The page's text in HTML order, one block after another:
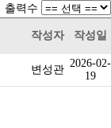
출력수
작성자 작성일
변성관
2026-02-
19